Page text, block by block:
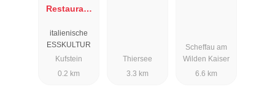
Restaurant
Umberto
italienische
ESSKULTUR
Kufstein
0.2 km
Thiersee
3.3 km
Scheffau am
Wilden Kaiser
6.6 km